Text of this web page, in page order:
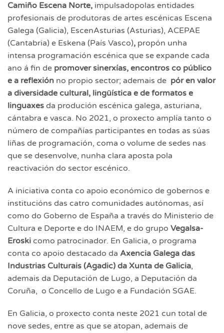
Camiño Escena Norte, impulsadopolas entidades
profesionais de produtoras de artes escénicas Escena
Galega (Galicia), EscenAsturias (Asturias), ACEPAE
(Cantabria) e Eskena (País Vasco), propón unha
intensa programación escénica que se expande cada
ano á fin de promover sinerxías, encontros co público
e a reflexión no propio sector; ademais de pór en valor
a diversidade cultural, lingüística e de formatos e
linguaxes da produción escénica galega, asturiana,
cántabra e vasca. No 2021, o proxecto amplía tanto o
número de compañías participantes en todas as súas
liñas de programación, coma o volume de sedes nas
que se desenvolve, nunha clara aposta pola
reactivación do sector escénico.
A iniciativa conta co apoio económico de gobernos e
institucións das catro comunidades autónomas, así
como do Goberno de España a través do Ministerio de
Cultura e Deporte e do INAEM, e do grupo Vegalsa-
Eroski como patrocinador. En Galicia, o programa
conta co apoio destacado da Axencia Galega das
Industrias Culturais (Agadic) da Xunta de Galicia,
ademais da Deputación de Lugo, a Deputación da
Coruña, o Concello de Lugo e a Fundación SGAE.
En Galicia, o proxecto conta neste 2021 cun total de
nove sedes, entre as que se atopan, ademais de